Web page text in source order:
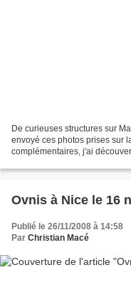
De curieuses structures sur
envoyé ces photos prises sur
complémentaires, j'ai
Ovnis à Nice le 16
Publié le 26/11/2008 à 14:58
Par Christian Macé